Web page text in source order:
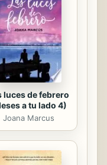
Torralba
desarrollar el
ayudar a
luces de febrero
a tu lado 4)
Joana Marcus